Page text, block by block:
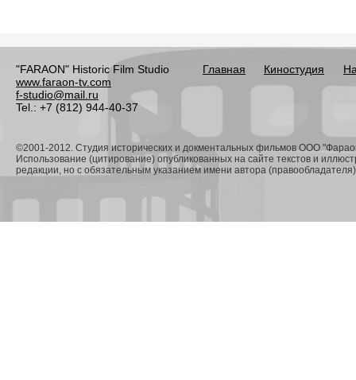
"FARAON" Historic Film Studio
www.faraon-tv.com
f-studio@mail.ru
Tel.: +7 (812) 944-40-37
Главная Киностудия
©2001-2012. Студия исторических и докментальных фильмов ООО
Использование (цитирование) опубликованных на сайте текстов и
редакции, но с обязательным указанием имени автора